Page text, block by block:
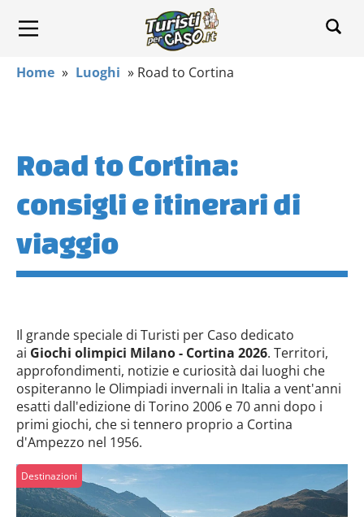
Home » Luoghi » Road to Cortina
Road to Cortina:
consigli e itinerari di
viaggio
Il grande speciale di Turisti per Caso dedicato
ai Giochi olimpici Milano - Cortina 2026. Territori,
approfondimenti, notizie e curiosità dai luoghi che
ospiteranno le Olimpiadi invernali in Italia a vent'anni
esatti dall'edizione di Torino 2006 e 70 anni dopo i
primi giochi, che si tennero proprio a Cortina
d'Ampezzo nel 1956.
Destinazioni